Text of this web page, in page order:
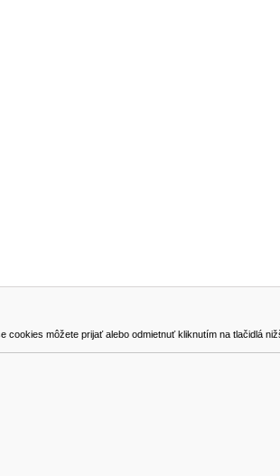
môžete prijať alebo odmietnuť kliknutím na tlačidlá